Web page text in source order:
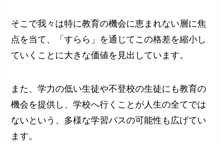
そこで我々は特に教育の機会に恵まれない層に焦
点を当て、「すらら」を通じてこの格差を縮小し
ていくことに大きな価値を見出しています。
また、学力の低い生徒や不登校の生徒にも教育の
機会を提供し、学校へ行くことが人生の全てでは
ないという、多様な学習パスの可能性も広げてい
ます。